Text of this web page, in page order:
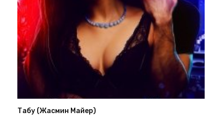
Табу (Жасмин Майер)